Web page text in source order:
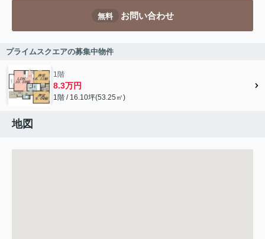
無料 お問い合わせ
プライムスクエアの募集中物件
1階
8.3万円
1階 / 16.10坪(53.25㎡)
地図